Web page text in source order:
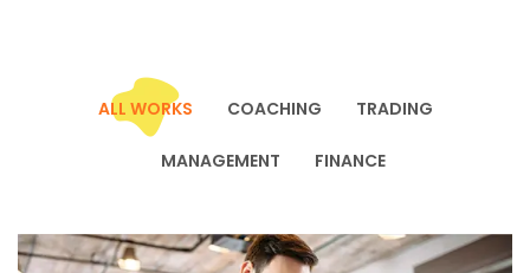
ALL WORKS COACHING TRADING
MANAGEMENT FINANCE